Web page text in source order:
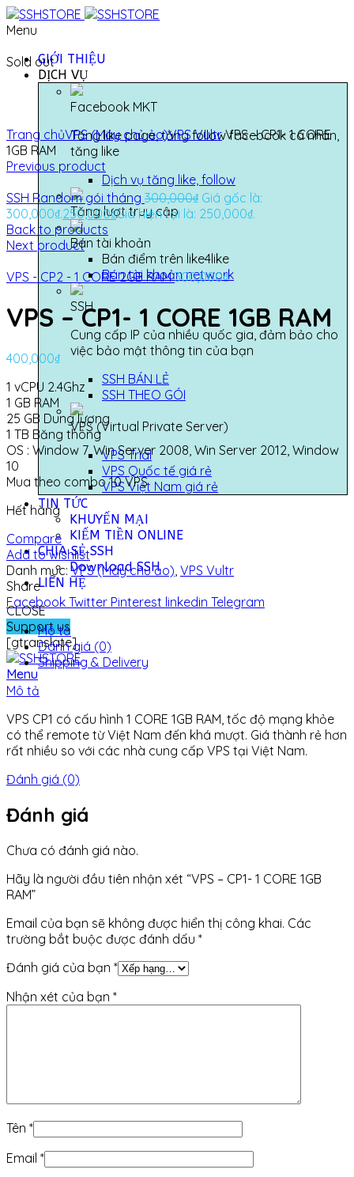
Menu
GIỚI THIỆU
DỊCH VỤ
Facebook MKT
Tăng like page, tăng follow facebook cá nhân,
tăng like
Dịch vụ tăng like, follow
Tăng lượt truy cập
Bán tài khoản
Bán điểm trên like4like
Bán tài khoản network
SSH
Cung cấp IP của nhiều quốc gia, đảm bảo cho
việc bảo mật thông tin của bạn
SSH BÁN LẺ
SSH THEO GÓI
VPS (Virtual Private Server)
VPS Trial
VPS Quốc tế giá rẻ
VPS Việt Nam giá rẻ
TIN TỨC
KHUYẾN MẠI
KIẾM TIỀN ONLINE
CHIA SẺ SSH
Download SSH
LIÊN HỆ
CLOSE
Support us
[gtranslate]
Menu
Sold out
Trang chủVPS (Máy chủ ảo)VPS VultrVPS – CP1- 1 CORE
1GB RAM
Previous product
SSH Random gói tháng 300,000₫ Giá gốc là:
300,000₫.250,000₫Giá hiện tại là: 250,000₫.
Back to products
Next product
VPS - CP2 - 1 CORE 2GB RAM300,000₫
VPS – CP1- 1 CORE 1GB RAM
400,000₫
1 vCPU 2.4Ghz
1 GB RAM
25 GB Dung lượng
1 TB Băng thông
OS : Window 7, Win Server 2008, Win Server 2012, Window
10
Mua theo combo 10 VPS
Hết hàng
Compare
Add to wishlist
Danh mục:VPS (Máy chủ ảo) VPS Vultr
Share
Facebook Twitter Pinterest linkedin Telegram
Mô tả
Đánh giá (0)
Shipping & Delivery
Mô tả
VPS CP1 có cấu hình 1 CORE 1GB RAM, tốc độ mạng khỏe
có thể remote từ Việt Nam đến khá mượt. Giá thành rẻ hơn
rất nhiều so với các nhà cung cấp VPS tại Việt Nam.
Đánh giá (0)
Đánh giá
Chưa có đánh giá nào.
Hãy là người đầu tiên nhận xét “VPS – CP1- 1 CORE 1GB
RAM”
Email của bạn sẽ không được hiển thị công khai. Các
trường bắt buộc được đánh dấu *
Đánh giá của bạn *
Nhận xét của bạn *
Tên *
Email *